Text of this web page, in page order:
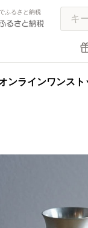
ふるさと納税
ンラインワンスト